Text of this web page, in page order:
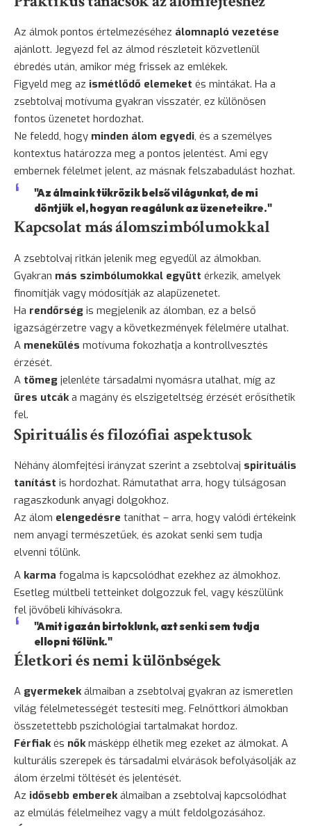
Az álmok pontos értelmezéséhez álomnapló vezetése
ajánlott. Jegyezd fel az álmod részleteit közvetlenül
ébredés után, amikor még frissek az emlékek.
Figyeld meg az ismétlődő elemeket és mintákat. Ha a
zsebtolvaj motívuma gyakran visszatér, ez különösen
fontos üzenetet hordozhat.
Ne feledd, hogy minden álom egyedi, és a személyes
kontextus határozza meg a pontos jelentést. Ami egy
embernek félelmet jelent, az másnak felszabadulást hozhat.
"Az álmaink tükrözik belső világunkat, de mi
döntjük el, hogyan reagálunk az üzeneteikre."
Kapcsolat más álomszimbólumokkal
A zsebtolvaj ritkán jelenik meg egyedül az álmokban.
Gyakran más szimbólumokkal együtt érkezik, amelyek
finomítják vagy módosítják az alapüzenetet.
Ha rendőrség is megjelenik az álomban, ez a belső
igazságérzetre vagy a következmények félelmére utalhat.
A menekülés motívuma fokozhatja a kontrollvesztés
érzését.
A tömeg jelenléte társadalmi nyomásra utalhat, míg az
üres utcáka magány és elszigeteltség érzését erősíthetik
fel.
Spirituális és filozófiai aspektusok
Néhány álomfejtési irányzat szerint a zsebtolvaj spirituális
tanítást is hordozhat. Rámutathat arra, hogy túlságosan
ragaszkodunk anyagi dolgokhoz.
Az álom elengedésre taníthat – arra, hogy valódi értékeink
nem anyagi természetűek, és azokat senki sem tudja
elvenni tőlünk.
A karma fogalma is kapcsolódhat ezekhez az álmokhoz.
Esetleg múltbeli tetteinket dolgozzuk fel, vagy készülünk
fel jövőbeli kihívásokra.
"Amit igazán birtoklunk, azt senki sem tudja
ellopni tőlünk."
Életkori és nemi különbségek
A gyermekekálmaiban a zsebtolvaj gyakran az ismeretlen
világ félelmetességét testesíti meg. Felnőttkori álmokban
összetettebb pszichológiai tartalmakat hordoz.
Férfiakés nőkmásképp élhetik meg ezeket az álmokat. A
kulturális szerepek és társadalmi elvárások befolyásolják az
álom érzelmi töltését és jelentését.
Az idősebb emberekálmaiban a zsebtolvaj kapcsolódhat
az elmúlás félelmeihez vagy a múlt feldolgozásához.